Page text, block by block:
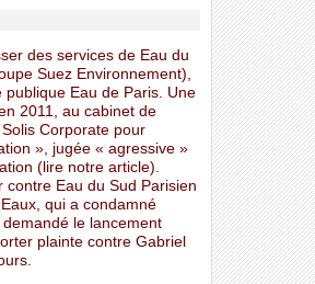
des services de Eau du
Suez Environnement),
publique Eau de Paris. Une
2011, au cabinet de
Corporate pour
», jugée « agressive »
(lire notre article).
contre Eau du Sud Parisien
qui a condamné
le lancement
plainte contre Gabriel